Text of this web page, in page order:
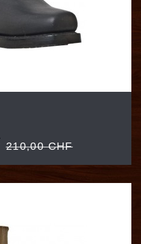
210,00 CHF